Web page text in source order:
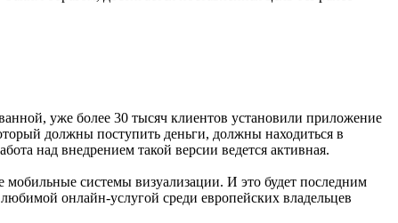
уже более 30 тысяч клиентов установили приложение
должны поступить деньги, должны находиться в
над внедрением такой версии ведется активная.
системы визуализации. И это будет последним
онлайн-услугой среди европейских владельцев